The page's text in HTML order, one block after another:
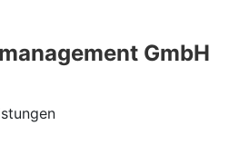
GmbH